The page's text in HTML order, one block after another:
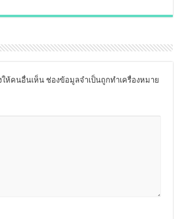
ให้คนอื่นเห็น ช่องข้อมูลจำเป็นถูกทำเครื่องหมาย